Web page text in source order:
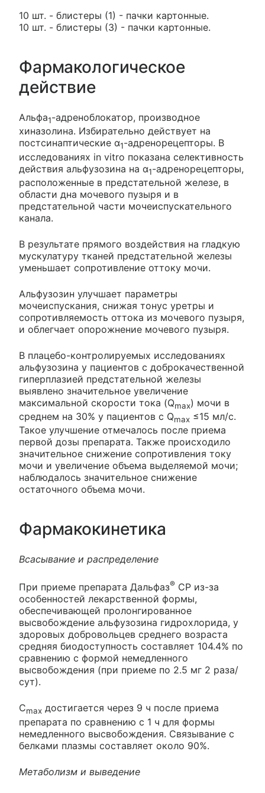
10 шт. - блистеры (1) - пачки картонные.
10 шт. - блистеры (3) - пачки картонные.
Фармакологическое
действие
Альфа1-адреноблокатор, производное
хиназолина. Избирательно действует на
постсинаптические α1-адренорецепторы. В
исследованиях in vitro показана селективность
действия альфузозина на α1-адренорецепторы,
расположенные в предстательной железе, в
области дна мочевого пузыря и в
предстательной части мочеиспускательного
канала.
В результате прямого воздействия на гладкую
мускулатуру тканей предстательной железы
уменьшает сопротивление оттоку мочи.
Альфузозин улучшает параметры
мочеиспускания, снижая тонус уретры и
сопротивляемость оттока из мочевого пузыря,
и облегчает опорожнение мочевого пузыря.
В плацебо-контролируемых исследованиях
альфузозина у пациентов с доброкачественной
гиперплазией предстательной железы
выявлено значительное увеличение
максимальной скорости тока (Qmax) мочи в
среднем на 30% у пациентов с Qmax ≤15 мл/с.
Такое улучшение отмечалось после приема
первой дозы препарата. Также происходило
значительное снижение сопротивления току
мочи и увеличение объема выделяемой мочи;
наблюдалось значительное снижение
остаточного объема мочи.
Фармакокинетика
Всасывание и распределение
При приеме препарата Дальфаз® СР из-за
особенностей лекарственной формы,
обеспечивающей пролонгированное
высвобождение альфузозина гидрохлорида, у
здоровых добровольцев среднего возраста
средняя биодоступность составляет 104.4% по
сравнению с формой немедленного
высвобождения (при приеме по 2.5 мг 2 раза/
сут).
Cmax достигается через 9 ч после приема
препарата по сравнению с 1 ч для формы
немедленного высвобождения. Связывание с
белками плазмы составляет около 90%.
Метаболизм и выведение